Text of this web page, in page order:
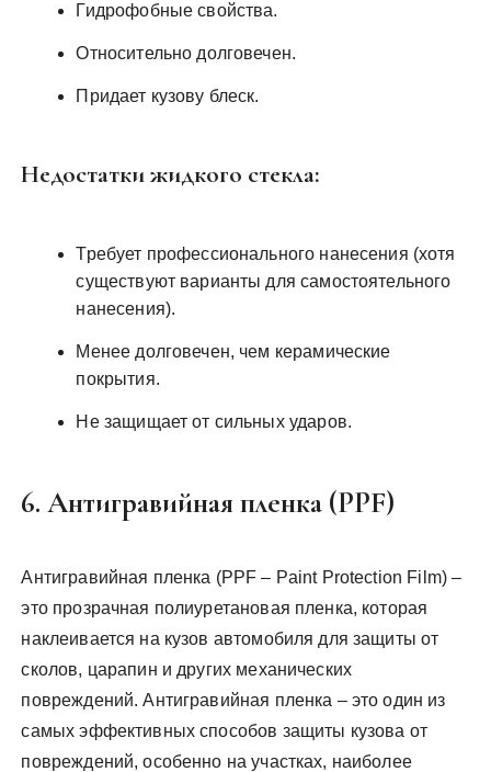
Гидрофобные свойства.
Относительно долговечен.
Придает кузову блеск.
Недостатки жидкого стекла:
Требует профессионального нанесения (хотя
существуют варианты для самостоятельного
нанесения).
Менее долговечен, чем керамические
покрытия.
Не защищает от сильных ударов.
6. Антигравийная пленка (PPF)
Антигравийная пленка (PPF – Paint Protection Film) –
это прозрачная полиуретановая пленка, которая
наклеивается на кузов автомобиля для защиты от
сколов, царапин и других механических
повреждений. Антигравийная пленка – это один из
самых эффективных способов защиты кузова от
повреждений, особенно на участках, наиболее